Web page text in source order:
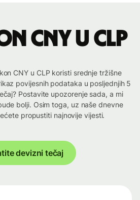
CNY u CLP
CNY u CLP koristi srednje tržišne
povijesnih podataka u posljednjih 5
Postavite upozorenje sada, a mi
bolji. Osim toga, uz naše dnevne
propustiti najnovije vijesti.
devizni tečaj